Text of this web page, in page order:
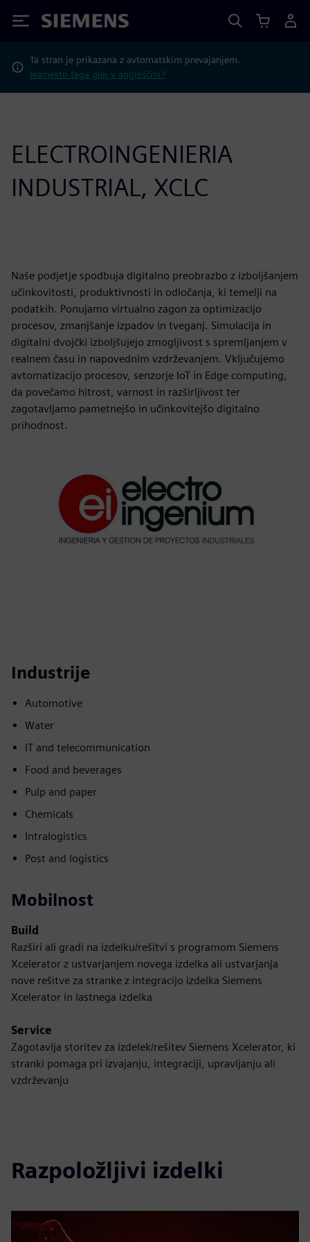
Siemens
Ta stran je prikazana z avtomatskim prevajanjem.
Namesto tega glej v angleščini?
ELECTROINGENIERIA
INDUSTRIAL, XCLC
Naše podjetje spodbuja digitalno preobrazbo z izboljšanjem
učinkovitosti, produktivnosti in odločanja, ki temelji na
podatkih. Ponujamo virtualno zagon za optimizacijo
procesov, zmanjšanje izpadov in tveganj. Simulacija in
digitalni dvojčki izboljšujejo zmogljivost s spremljanjem v
realnem času in napovednim vzdrževanjem. Vključujemo
avtomatizacijo procesov, senzorje IoT in Edge computing,
da povečamo hitrost, varnost in razširljivost ter
zagotavljamo pametnejšo in učinkovitejšo digitalno
prihodnost.
Industrije
Automotive
Water
IT and telecommunication
Food and beverages
Pulp and paper
Chemicals
Intralogistics
Post and logistics
Mobilnost
Build
Razširi ali gradi na izdelku/rešitvi s programom Siemens
Xcelerator z ustvarjanjem novega izdelka ali ustvarjanja
nove rešitve za stranke z integracijo izdelka Siemens
Xcelerator in lastnega izdelka
Service
Zagotavlja storitev za izdelek/rešitev Siemens Xcelerator, ki
stranki pomaga pri izvajanju, integraciji, upravljanju ali
vzdrževanju
Razpoložljivi izdelki